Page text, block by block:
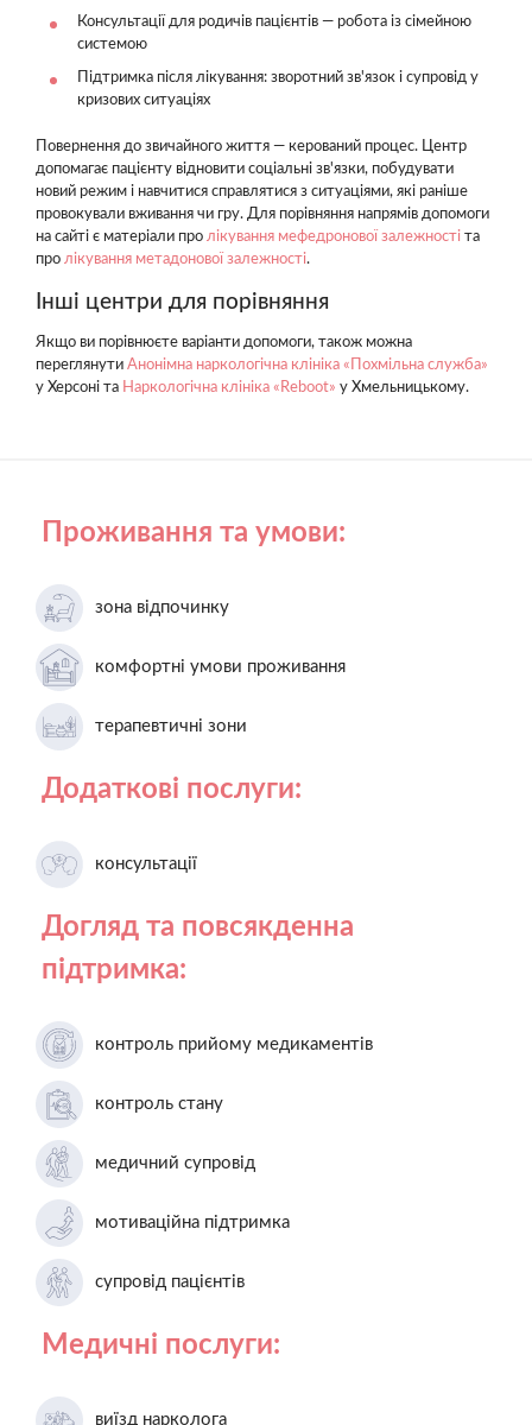
Консультації для родичів пацієнтів — робота із сімейною
системою
Підтримка після лікування: зворотний зв'язок і супровід у
кризових ситуаціях
Повернення до звичайного життя — керований процес. Центр
допомагає пацієнту відновити соціальні зв'язки, побудувати
новий режим і навчитися справлятися з ситуаціями, які раніше
провокували вживання чи гру. Для порівняння напрямів допомоги
на сайті є матеріали про лікування мефедронової залежності та
про лікування метадонової залежності.
Інші центри для порівняння
Якщо ви порівнюєте варіанти допомоги, також можна
переглянути Анонімна наркологічна клініка «Похмільна служба»
у Херсоні та Наркологічна клініка «Reboot» у Хмельницькому.
Проживання та умови:
зона відпочинку
комфортні умови проживання
терапевтичні зони
Додаткові послуги:
консультації
Догляд та повсякденна
підтримка:
контроль прийому медикаментів
контроль стану
медичний супровід
мотиваційна підтримка
супровід пацієнтів
Медичні послуги:
виїзд нарколога